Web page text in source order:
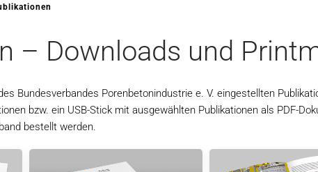
– Downloads und
Bundesverbandes Porenbetonindustrie e. V. eingestellten
bzw. ein USB-Stick mit ausgewählten Publikationen als PDF-
bestellt werden.